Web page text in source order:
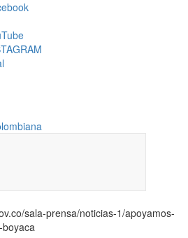
sala-prensa/noticias-1/apoyamos-